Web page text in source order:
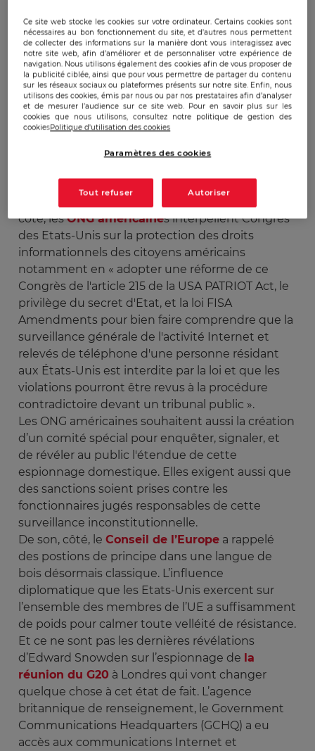
Publicado: 17/06/2013|Actualizado: 22/12/2023
Suite à l'affaire PRISM déclenchée par les
révélations publiques d'Edward Snowden,
l’ancien de la National Security Agency, une
coalition internationale d'organisations de la
côté, lesONG américaines interpellent Congrès
des Etats-Unis sur la protection des droits
informationnels des citoyens américains
notamment en « adopter une réforme de ce
Congrès de l'article 215 de la USA PATRIOT Act, le
privilège du secret d'Etat, et la loi FISA
Amendments pour bien faire comprendre que la
surveillance générale de l'activité Internet et
relevés de téléphone d'une personne résidant
aux États-Unis est interdite par la loi et que les
violations pourront être revus à la procédure
contradictoire devant un tribunal public ».
Les ONG américaines souhaitent aussi la création
d’un comité spécial pour enquêter, signaler, et
de révéler au public l'étendue de cette
espionnage domestique. Elles exigent aussi que
des sanctions soient prises contre les
fonctionnaires jugés responsables de cette
surveillance inconstitutionnelle.
De son, côté, le Conseil de l’Europe a rappelé
des postions de principe dans une langue de
bois désormais classique. L’influence
diplomatique que les Etats-Unis exercent sur
l’ensemble des membres de l’UE a suffisamment
de poids pour calmer toute velléité de résistance.
Et ce ne sont pas les dernières révélations
d’Edward Snowden sur l’espionnage de la
réunion du G20 à Londres qui vont changer
quelque chose à cet état de fait. L’agence
britannique de renseignement, le Government
Communications Headquarters (GCHQ) a eu
accès aux communications Internet et
Ce site web stocke les cookies sur votre ordinateur. Certains cookies sont
nécessaires au bon fonctionnement du site, et d’autres nous permettent
de collecter des informations sur la manière dont vous interagissez avec
notre site web, afin d’améliorer et de personnaliser votre expérience de
navigation. Nous utilisons également des cookies afin de vous proposer de
la publicité ciblée, ainsi que pour vous permettre de partager du contenu
sur les réseaux sociaux ou plateformes présents sur notre site. Enfin, nous
utilisons des cookies, émis par nous ou par nos prestataires afin d’analyser
et de mesurer l’audience sur ce site web. Pour en savoir plus sur les
cookies que nous utilisons, consultez notre politique de gestion des
cookiesPolitique d'utilisation des cookies
Paramètres des cookies
Tout refuser Autoriser